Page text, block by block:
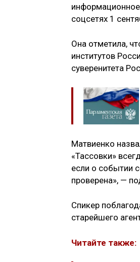
информационное
соцсетях 1
Она отметила,
институтов
суверенитета
Матвиенко
«Тассовки»
если о событии
проверена», —
Спикер
старейшего
Читайте также: